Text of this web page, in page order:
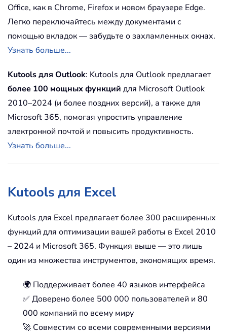
Office, как в Chrome, Firefox и новом браузере Edge.
Легко переключайтесь между документами с
помощью вкладок — забудьте о захламленных окнах.
Узнать больше...
Kutools для Outlook: Kutools для Outlook предлагает
более 100 мощных функций для Microsoft Outlook
2010–2024 (и более поздних версий), а также для
Microsoft 365, помогая упростить управление
электронной почтой и повысить продуктивность.
Узнать больше...
Kutools для Excel
Kutools для Excel предлагает более 300 расширенных
функций для оптимизации вашей работы в Excel 2010
– 2024 и Microsoft 365. Функция выше — это лишь
один из множества инструментов, экономящих время.
🌍 Поддерживает более 40 языков интерфейса
✅ Доверено более 500 000 пользователей и 80
000 компаний по всему миру
🚀 Совместим со всеми современными версиями